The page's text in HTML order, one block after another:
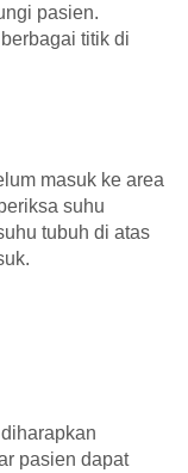
pasien.
titik di
masuk ke area
suhu
tubuh di atas
pasien dapat